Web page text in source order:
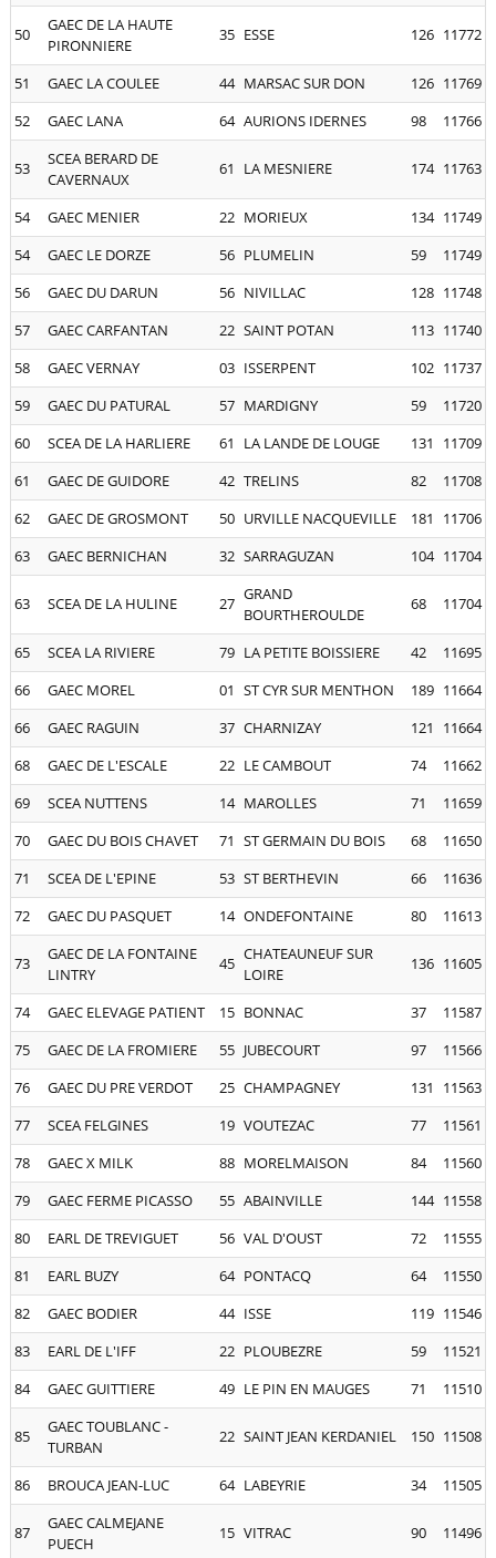
50
GAEC DE LA HAUTE
PIRONNIERE
35 ESSE 126 11772
51 GAEC LA COULEE 44 MARSAC SUR DON 126 11769
52
GAEC LANA 64 AURIONS IDERNES 98 11766
53
SCEA BERARD DE
CAVERNAUX
61 LA MESNIERE 174 11763
54 GAEC MENIER 22 MORIEUX 134 11749
54
GAEC LE DORZE 56 PLUMELIN 59
11749
56
GAEC DU DARUN 56 NIVILLAC 128 11748
57
GAEC CARFANTAN 22 SAINT POTAN 113 11740
58
GAEC VERNAY 03 ISSERPENT 102 11737
59
GAEC DU PATURAL 57 MARDIGNY 59
11720
60
SCEA DE LA HARLIERE 61 LA LANDE DE LOUGE 131
11709
61
GAEC DE GUIDORE 42 TRELINS 82
11708
62
GAEC DE GROSMONT 50 URVILLE NACQUEVILLE 181
11706
63
GAEC BERNICHAN 32 SARRAGUZAN 104 11704
63 SCEA DE LA HULINE 27 GRAND
BOURTHEROULDE
68 11704
65 SCEA LA RIVIERE 79 LA PETITE BOISSIERE 42
11695
66
GAEC MOREL 01 ST CYR SUR MENTHON 189 11664
66
GAEC RAGUIN 37 CHARNIZAY 121
11664
68
GAEC DE L'ESCALE 22 LE CAMBOUT 74
11662
69
SCEA NUTTENS 14 MAROLLES 71
11659
70
GAEC DU BOIS CHAVET 71 ST GERMAIN DU BOIS 68
11650
71
SCEA DE L'EPINE 53 ST BERTHEVIN 66
11636
72
GAEC DU PASQUET 14 ONDEFONTAINE 80 11613
73
GAEC DE LA FONTAINE
LINTRY
45 CHATEAUNEUF SUR
LOIRE
136 11605
74 GAEC ELEVAGE PATIENT 15 BONNAC 37
11587
75
GAEC DE LA FROMIERE 55 JUBECOURT 97
11566
76
GAEC DU PRE VERDOT 25 CHAMPAGNEY 131
11563
77
SCEA FELGINES 19 VOUTEZAC 77
11561
78
GAEC X MILK 88 MORELMAISON 84
11560
79
GAEC FERME PICASSO 55 ABAINVILLE 144 11558
80
EARL DE TREVIGUET 56 VAL D'OUST 72
11555
81
EARL BUZY 64 PONTACQ 64
11550
82
GAEC BODIER 44 ISSE 119 11546
83
EARL DE L'IFF 22 PLOUBEZRE 59
11521
84
GAEC GUITTIERE 49 LE PIN EN MAUGES 71 11510
85
GAEC TOUBLANC -
TURBAN
22 SAINT JEAN KERDANIEL 150 11508
86 BROUCA JEAN-LUC 64 LABEYRIE 34 11505
87
GAEC CALMEJANE
PUECH
15 VITRAC 90 11496